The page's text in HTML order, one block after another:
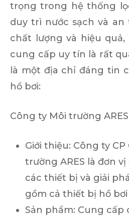
trọng trong hệ thống
duy trì nước sạch và an
chất lượng và hiệu quả,
cung cấp uy tín là rất
là một địa chỉ đáng tin
hồ bơi:
Công ty Môi trường ARES
Giới thiệu: Công ty
trường ARES là đơn
các thiết bị và giải
gồm cả thiết bị hồ
Sản phẩm: Cung cấp